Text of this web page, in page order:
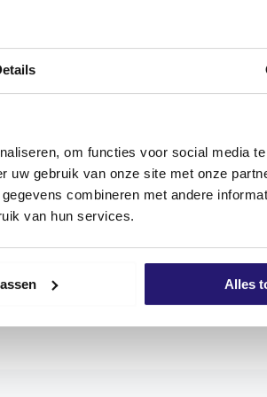
om functies voor social media
uw gebruik van onze site met onze
combineren met andere
van hun services.
Alles
Next Generation ihre eigene
eingepasst sind.
Ausreißwert zu erreichen. Die
eingedreht werden können.
bekanntesten A-Marken